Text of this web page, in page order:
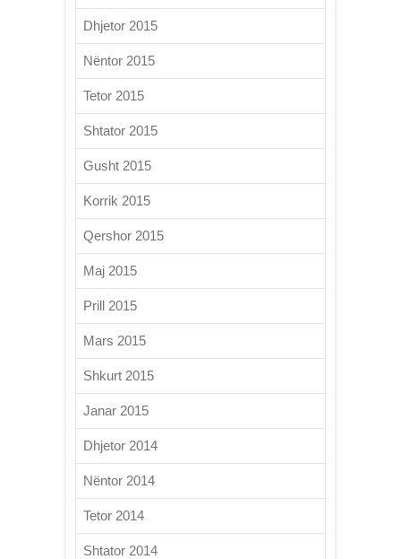
Dhjetor 2015
Nëntor 2015
Tetor 2015
Shtator 2015
Gusht 2015
Korrik 2015
Qershor 2015
Maj 2015
Prill 2015
Mars 2015
Shkurt 2015
Janar 2015
Dhjetor 2014
Nëntor 2014
Tetor 2014
Shtator 2014